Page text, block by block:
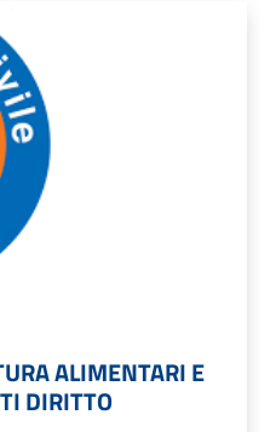
ALIMENTARI E
DIRITTO